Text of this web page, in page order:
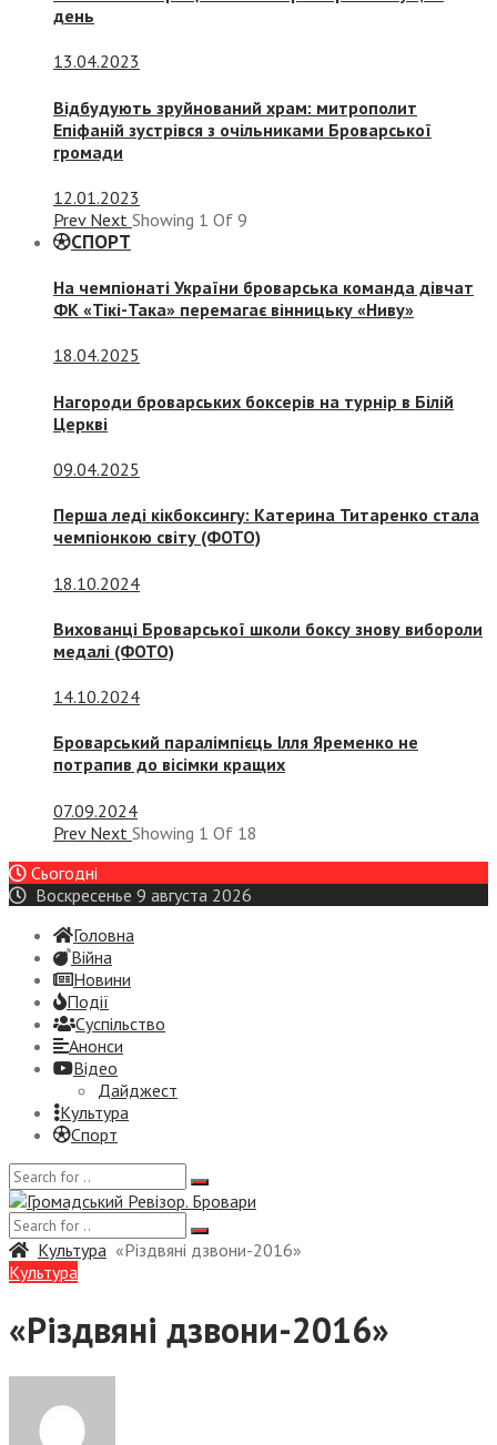
день
13.04.2023
Відбудують зруйнований храм: митрополит
Епіфаній зустрівся з очільниками Броварської
громади
12.01.2023
Prev Next Showing 1 Of 9
СПОРТ
На чемпіонаті України броварська команда дівчат
ФК «Тікі-Така» перемагає вінницьку «Ниву»
18.04.2025
Нагороди броварських боксерів на турнір в Білій
Церкві
09.04.2025
Перша леді кікбоксингу: Катерина Титаренко стала
чемпіонкою світу (ФОТО)
18.10.2024
Вихованці Броварської школи боксу знову вибороли
медалі (ФОТО)
14.10.2024
Броварський паралімпієць Ілля Яременко не
потрапив до вісімки кращих
07.09.2024
Prev Next Showing 1 Of 18
Сьогодні
Воскресенье 9 августа 2026
Головна
Війна
Новини
Події
Суспiльство
Анонси
Відео
Дайджест
Культура
Спорт
Культура «Різдвяні дзвони-2016»
Культура
«Різдвяні дзвони-2016»